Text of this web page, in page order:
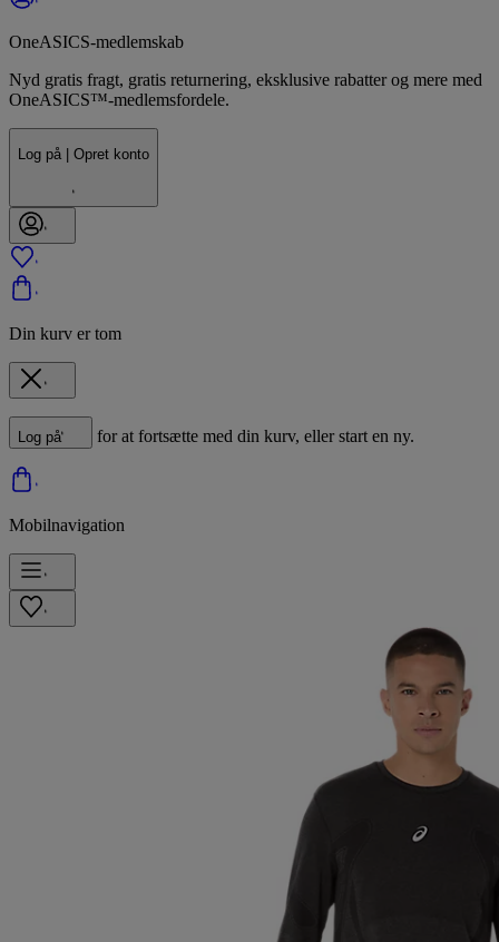
OneASICS-medlemskab
Nyd gratis fragt, gratis returnering, eksklusive rabatter og mere med
OneASICS™-medlemsfordele.
Log på | Opret konto
Din kurv er tom
Log på for at fortsætte med din kurv, eller start en ny.
Mobilnavigation